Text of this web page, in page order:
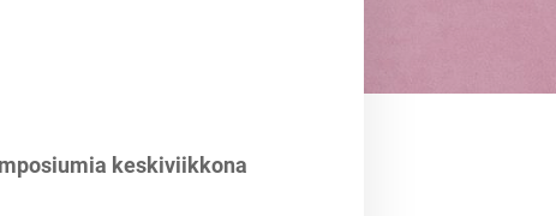
keskiviikkona